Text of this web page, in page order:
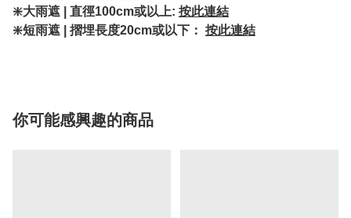
❇️大雨遮 | 直徑100cm或以上: 按此連結
❇️短雨遮 | 摺埋長度20cm或以下： 按此連結
你可能感興趣的商品